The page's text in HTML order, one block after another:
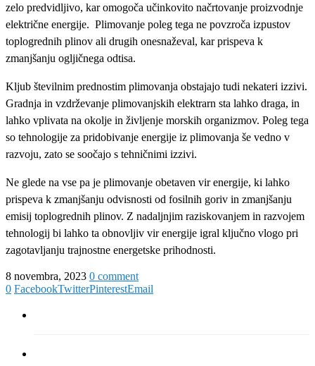
zelo predvidljivo, kar omogoča učinkovito načrtovanje proizvodnje
električne energije. Plimovanje poleg tega ne povzroča izpustov
toplogrednih plinov ali drugih onesnaževal, kar prispeva k
zmanjšanju ogljičnega odtisa.
Kljub številnim prednostim plimovanja obstajajo tudi nekateri izzivi.
Gradnja in vzdrževanje plimovanjskih elektrarn sta lahko draga, in
lahko vplivata na okolje in življenje morskih organizmov. Poleg tega
so tehnologije za pridobivanje energije iz plimovanja še vedno v
razvoju, zato se soočajo s tehničnimi izzivi.
Ne glede na vse pa je plimovanje obetaven vir energije, ki lahko
prispeva k zmanjšanju odvisnosti od fosilnih goriv in zmanjšanju
emisij toplogrednih plinov. Z nadaljnjim raziskovanjem in razvojem
tehnologij bi lahko ta obnovljiv vir energije igral ključno vlogo pri
zagotavljanju trajnostne energetske prihodnosti.
8 novembra, 2023 0 comment
0 FacebookTwitterPinterestEmail